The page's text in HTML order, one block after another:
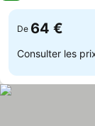
De 64 €
Consulter les